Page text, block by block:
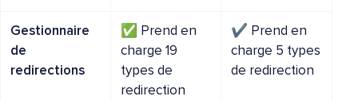
Gestionnaire
de
redirections
✅ Prend en
charge 19
types de
redirection
✔️ Prend en
charge 5 types
de redirection